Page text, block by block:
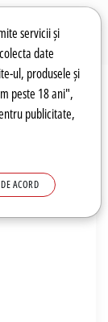
servicii și
date
ul, produsele și
peste 18 ani",
publicitate,
ACORD
Autentificare